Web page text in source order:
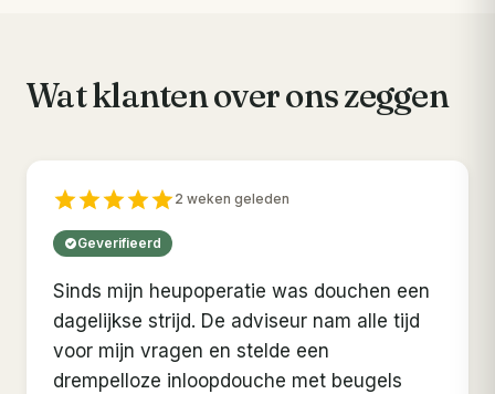
Wat klanten over ons zeggen
2 weken geleden
Geverifieerd
Sinds mijn heupoperatie was douchen een
dagelijkse strijd. De adviseur nam alle tijd
voor mijn vragen en stelde een
drempelloze inloopdouche met beugels